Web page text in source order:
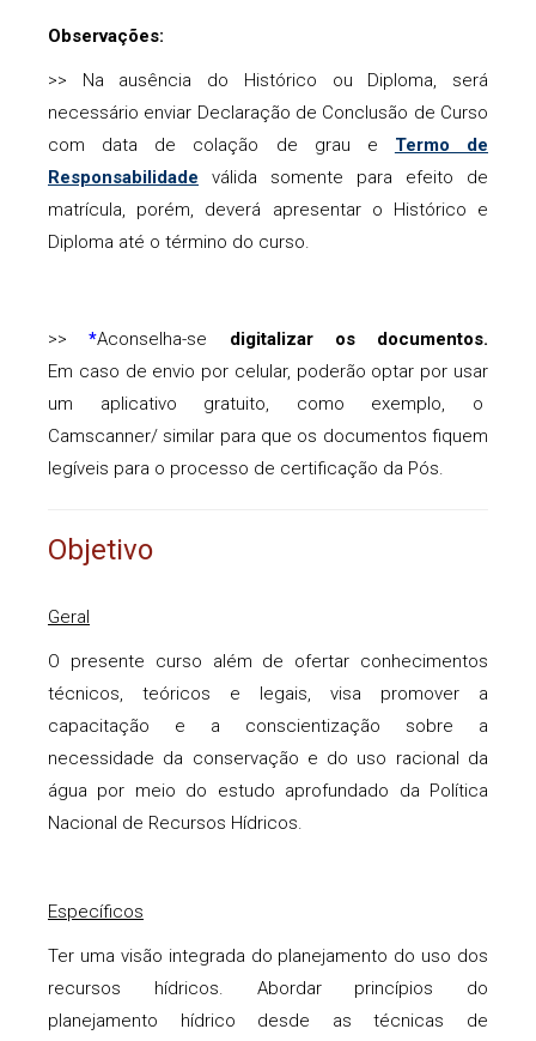
Observações:
>> Na ausência do Histórico ou Diploma, será
necessário enviar Declaração de Conclusão de Curso
com data de colação de grau e Termo de
Responsabilidade válida somente para efeito de
matrícula, porém, deverá apresentar o Histórico e
Diploma até o término do curso.
>>*Aconselha-se digitalizar os documentos.
Em caso de envio por celular, poderão optar por usar
um aplicativo gratuito, como exemplo, o
Camscanner/ similar para que os documentos fiquem
legíveis para o processo de certificação da Pós.
Objetivo
Geral
O presente curso além de ofertar conhecimentos
técnicos, teóricos e legais, visa promover a
capacitação e a conscientização sobre a
necessidade da conservação e do uso racional da
água por meio do estudo aprofundado da Política
Nacional de Recursos Hídricos.
Específicos
Ter uma visão integrada do planejamento do uso dos
recursos hídricos. Abordar princípios do
planejamento hídrico desde as técnicas de